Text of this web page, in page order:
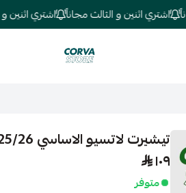
اشتري اثنين و الثالث مجاناً اشتري اثنين و
كورفا ستور
تيشيرت لاتسيو الاساسي 25/26
١٠٩
متوفر